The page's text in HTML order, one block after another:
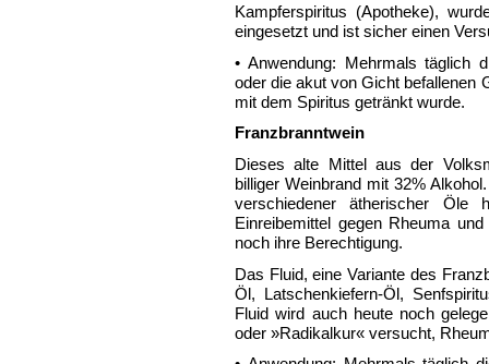
Kampferspiritus (Apotheke),
eingesetzt und ist sicher einen
• Anwendung: Mehrmals täglich
oder die akut von Gicht befallenen
mit dem Spiritus getränkt wurde.
Franzbranntwein
Dieses alte Mittel aus der
billiger Weinbrand mit 32%
verschiedener ätherischer
Einreibemittel gegen Rheuma
noch ihre Berechtigung.
Das Fluid, eine Variante des
Öl, Latschenkiefern-Öl,
Fluid wird auch heute noch
oder »Radikalkur« versucht,